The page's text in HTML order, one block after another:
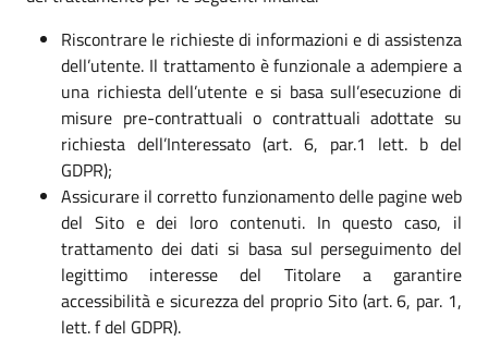
Riscontrare le richieste di informazioni e di assistenza
dell’utente. Il trattamento è funzionale a adempiere a
una richiesta dell’utente e si basa sull’esecuzione di
misure pre-contrattuali o contrattuali adottate su
richiesta dell’Interessato (art. 6, par.1 lett. b del
GDPR);
Assicurare il corretto funzionamento delle pagine web
del Sito e dei loro contenuti. In questo caso, il
trattamento dei dati si basa sul perseguimento del
legittimo interesse del Titolare a garantire
accessibilità e sicurezza del proprio Sito (art. 6, par. 1,
lett. f del GDPR).